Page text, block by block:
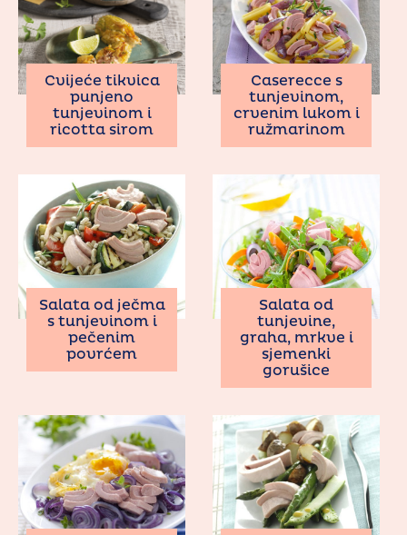
Cvijeće tikvica
punjeno
tunjevinom i
ricotta sirom
Caserecce s
tunjevinom,
crvenim lukom i
ružmarinom
Salata od ječma
s tunjevinom i
pečenim
povrćem
Salata od
tunjevine,
graha, mrkve i
sjemenki
gorušice